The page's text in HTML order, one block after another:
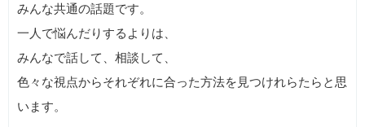
みんな共通の話題です。
一人で悩んだりするよりは、
みんなで話して、相談して、
色々な視点からそれぞれに合った方法を見つけれらたらと思
います。